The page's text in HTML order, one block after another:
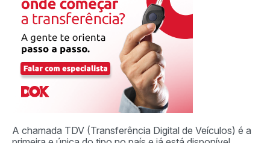
A chamada TDV (Transferência Digital de Veículos) é a